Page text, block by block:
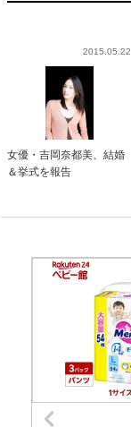
2015.05.22
女優・吉岡奈都美、結婚
＆挙式を報告